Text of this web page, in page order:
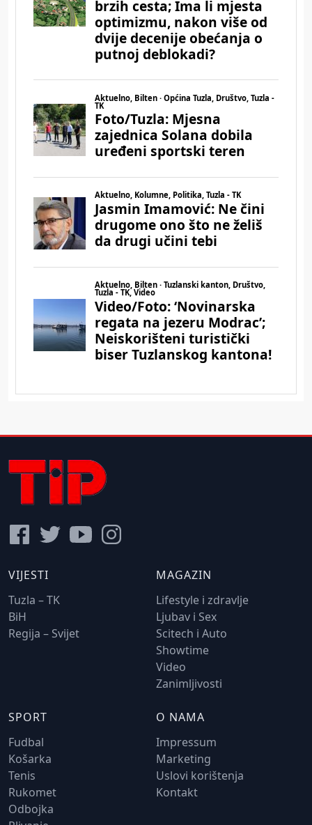
VIJESTI
Tuzla – TK
BiH
Regija – Svijet
MAGAZIN
Lifestyle i zdravlje
Ljubav i Sex
Scitech i Auto
Showtime
Video
Zanimljivosti
SPORT
Fudbal
Košarka
Tenis
Rukomet
Odbojka
O NAMA
Impressum
Marketing
Uslovi korištenja
Kontakt